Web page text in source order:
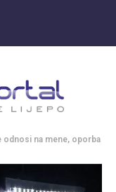
odnosi na mene, oporba